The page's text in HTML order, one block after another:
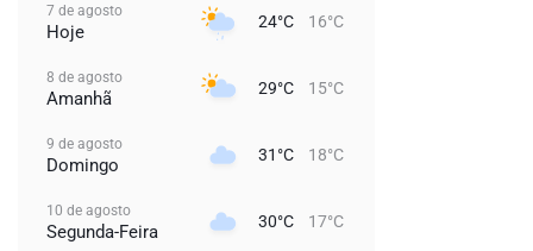
7 de agosto
Hoje 24°C 16°C
8 de agosto
Amanhã 29°C 15°C
9 de agosto
Domingo 31°C 18°C
10 de agosto
Segunda-Feira 30°C 17°C